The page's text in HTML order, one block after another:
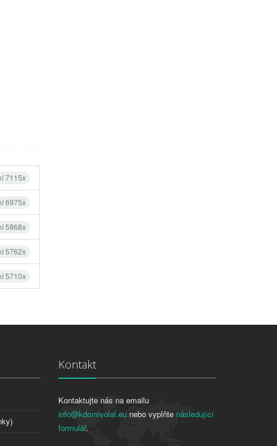
7115x
6975x
5868x
5762x
5710x
Kontakt
Kontaktujte nás na emailu
info@kdomivolal.eunebo vyplňte následující
formulář.